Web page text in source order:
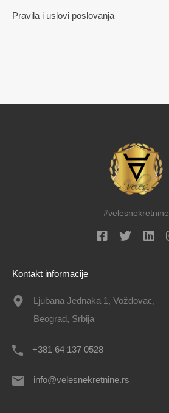
Pravila i uslovi poslovanja
#velesnekretnine
Kontakt informacije
Ljubana Jednaka 1, Voždovac,
Beograd, Srbija
+381 64 137 0528
info@velesnekretnine.rs